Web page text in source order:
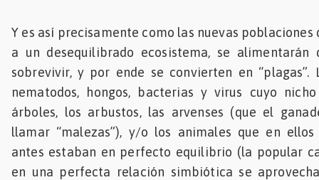
Y es así precisamente como las nuevas
a un desequilibrado ecosistema, se
sobrevivir, y por ende se convierten en “plagas”.
nematodos, hongos, bacterias y virus cuyo
árboles, los arbustos, las arvenses (que el
llamar “malezas”), y/o los animales que en
antes estaban en perfecto equilibrio (la popular
en una perfecta relación simbiótica se